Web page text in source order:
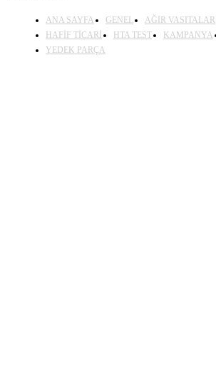
ANA SAYFA GENEL AĞIR VASITALAR
HAFİF TİCARİ
HTA TEST KAMPANYA
YEDEK PARÇA